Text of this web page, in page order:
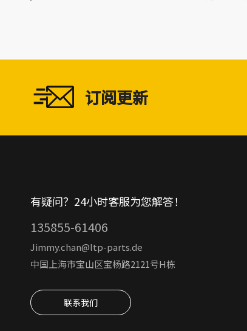
订阅更新
有疑问？24小时客服为您解答！
135855-61406
Jimmy.chan@ltp-parts.de
中国上海市宝山区宝杨路2121号H栋
联系我们